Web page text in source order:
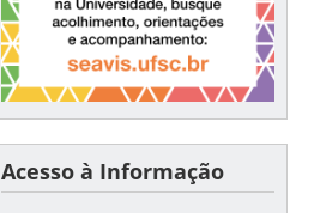
Acesso à Informação